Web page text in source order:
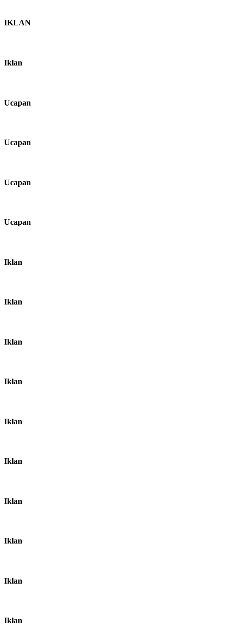
IKLAN
Iklan
Ucapan
Ucapan
Ucapan
Ucapan
Iklan
Iklan
Iklan
Iklan
Iklan
Iklan
Iklan
Iklan
Iklan
Iklan